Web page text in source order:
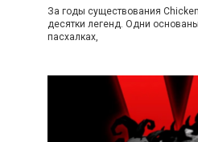
За годы существования
десятки легенд. Одни
пасхалках,